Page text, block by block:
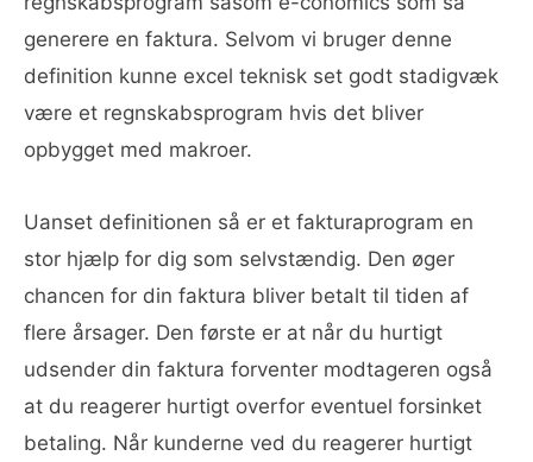
generere en faktura. Selvom vi bruger denne
definition kunne excel teknisk set godt stadigvæk
være et regnskabsprogram hvis det bliver
opbygget med makroer.
Uanset definitionen så er et fakturaprogram en
stor hjælp for dig som selvstændig. Den øger
chancen for din faktura bliver betalt til tiden af
flere årsager. Den første er at når du hurtigt
udsender din faktura forventer modtageren også
at du reagerer hurtigt overfor eventuel forsinket
betaling. Når kunderne ved du reagerer hurtigt